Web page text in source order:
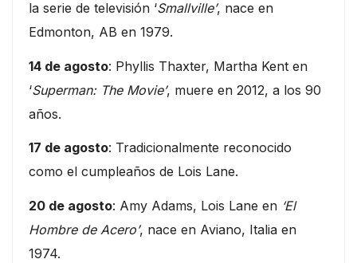
la serie de televisión ‘Smallville’, nace en
Edmonton, AB en 1979.
14 de agosto: Phyllis Thaxter, Martha Kent en
‘Superman: The Movie’, muere en 2012, a los 90
años.
17 de agosto: Tradicionalmente reconocido
como el cumpleaños de Lois Lane.
20 de agosto: Amy Adams, Lois Lane en ‘El
Hombre de Acero’, nace en Aviano, Italia en
1974.